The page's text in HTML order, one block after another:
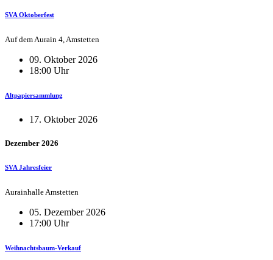
SVA Oktoberfest
Auf dem Aurain 4, Amstetten
09. Oktober 2026
18:00 Uhr
Altpapiersammlung
17. Oktober 2026
Dezember 2026
SVA Jahresfeier
Aurainhalle Amstetten
05. Dezember 2026
17:00 Uhr
Weihnachtsbaum-Verkauf